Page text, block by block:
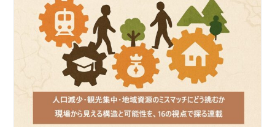
戦
略
16
の
視
点
【視
点
２】
「“定
着
し